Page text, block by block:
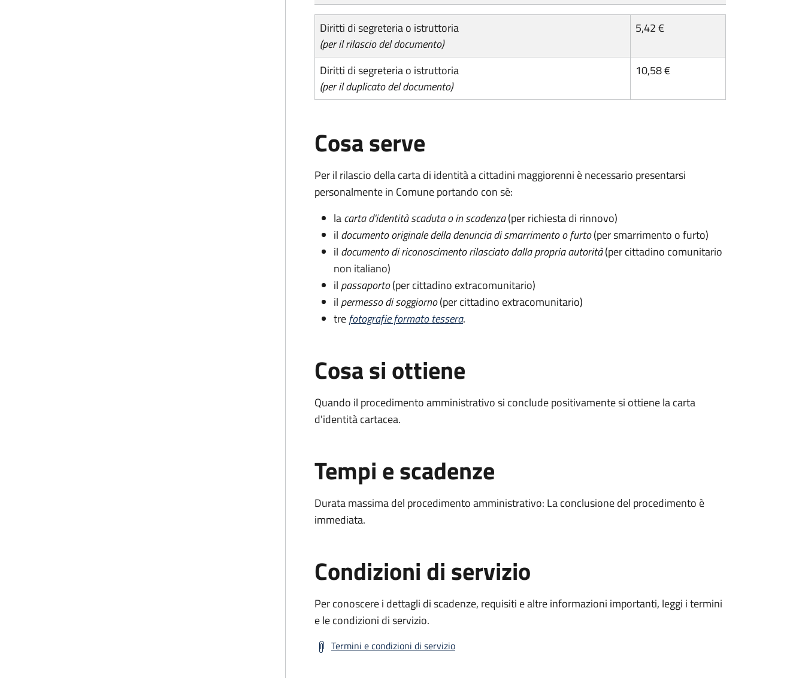
Diritti di segreteria o istruttoria
(per il rilascio del documento)
5,42 €
Diritti di segreteria o istruttoria
(per il duplicato del documento)
10,58 €
Cosa serve
Per il rilascio della carta di identità a cittadini maggiorenni è necessario presentarsi
personalmente in Comune portando con sè:
lacarta d'identità scaduta o in scadenza(per richiesta di rinnovo)
il documento originale della denuncia di smarrimento o furto(per smarrimento o furto)
il documento di riconoscimento rilasciato dalla propria autorità(per cittadino comunitario
non italiano)
il passaporto(per cittadino extracomunitario)
il permesso di soggiorno(per cittadino extracomunitario)
trefotografie formato tessera.
Cosa si ottiene
Quando il procedimento amministrativo si conclude positivamente si ottiene la carta
d'identità cartacea.
Tempi e scadenze
Durata massima del procedimento amministrativo: La conclusione del procedimento è
immediata.
Condizioni di servizio
Per conoscere i dettagli di scadenze, requisiti e altre informazioni importanti, leggi i termini
e le condizioni di servizio.
Termini e condizioni di servizio